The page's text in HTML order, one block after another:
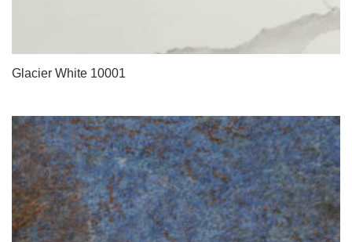
Glacier White 10001